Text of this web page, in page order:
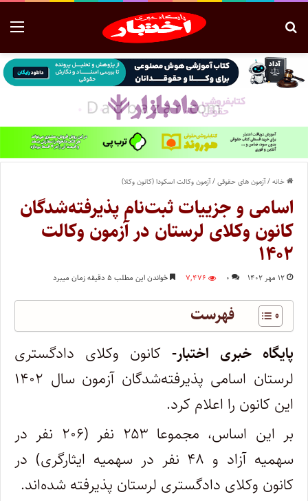
خانه/آزمون های حقوقی/آزمون وکالت اسکودا (کانون وکلا)
اسامی و جزییات ثبت‌نام پذیرفته‌شدگان
کانون وکلای لرستان در آزمون وکالت
۱۴۰۲
۱۲ مهر ۱۴۰۲ ۰ ۷,۴۷۶ خواندن این مطلب ۵ دقیقه زمان میبرد
فهرست
پایگاه خبری اختبار- کانون وکلای دادگستری
لرستان اسامی پذیرفته‌شدگان آزمون سال ۱۴۰۲
این کانون را اعلام کرد.
بر این اساس، مجموعا ۲۵۳ نفر (۲۰۶ نفر در
سهمیه آزاد و ۴۸ نفر در سهمیه ایثارگری) در
کانون وکلای دادگستری لرستان پذیرفته شده‌اند.